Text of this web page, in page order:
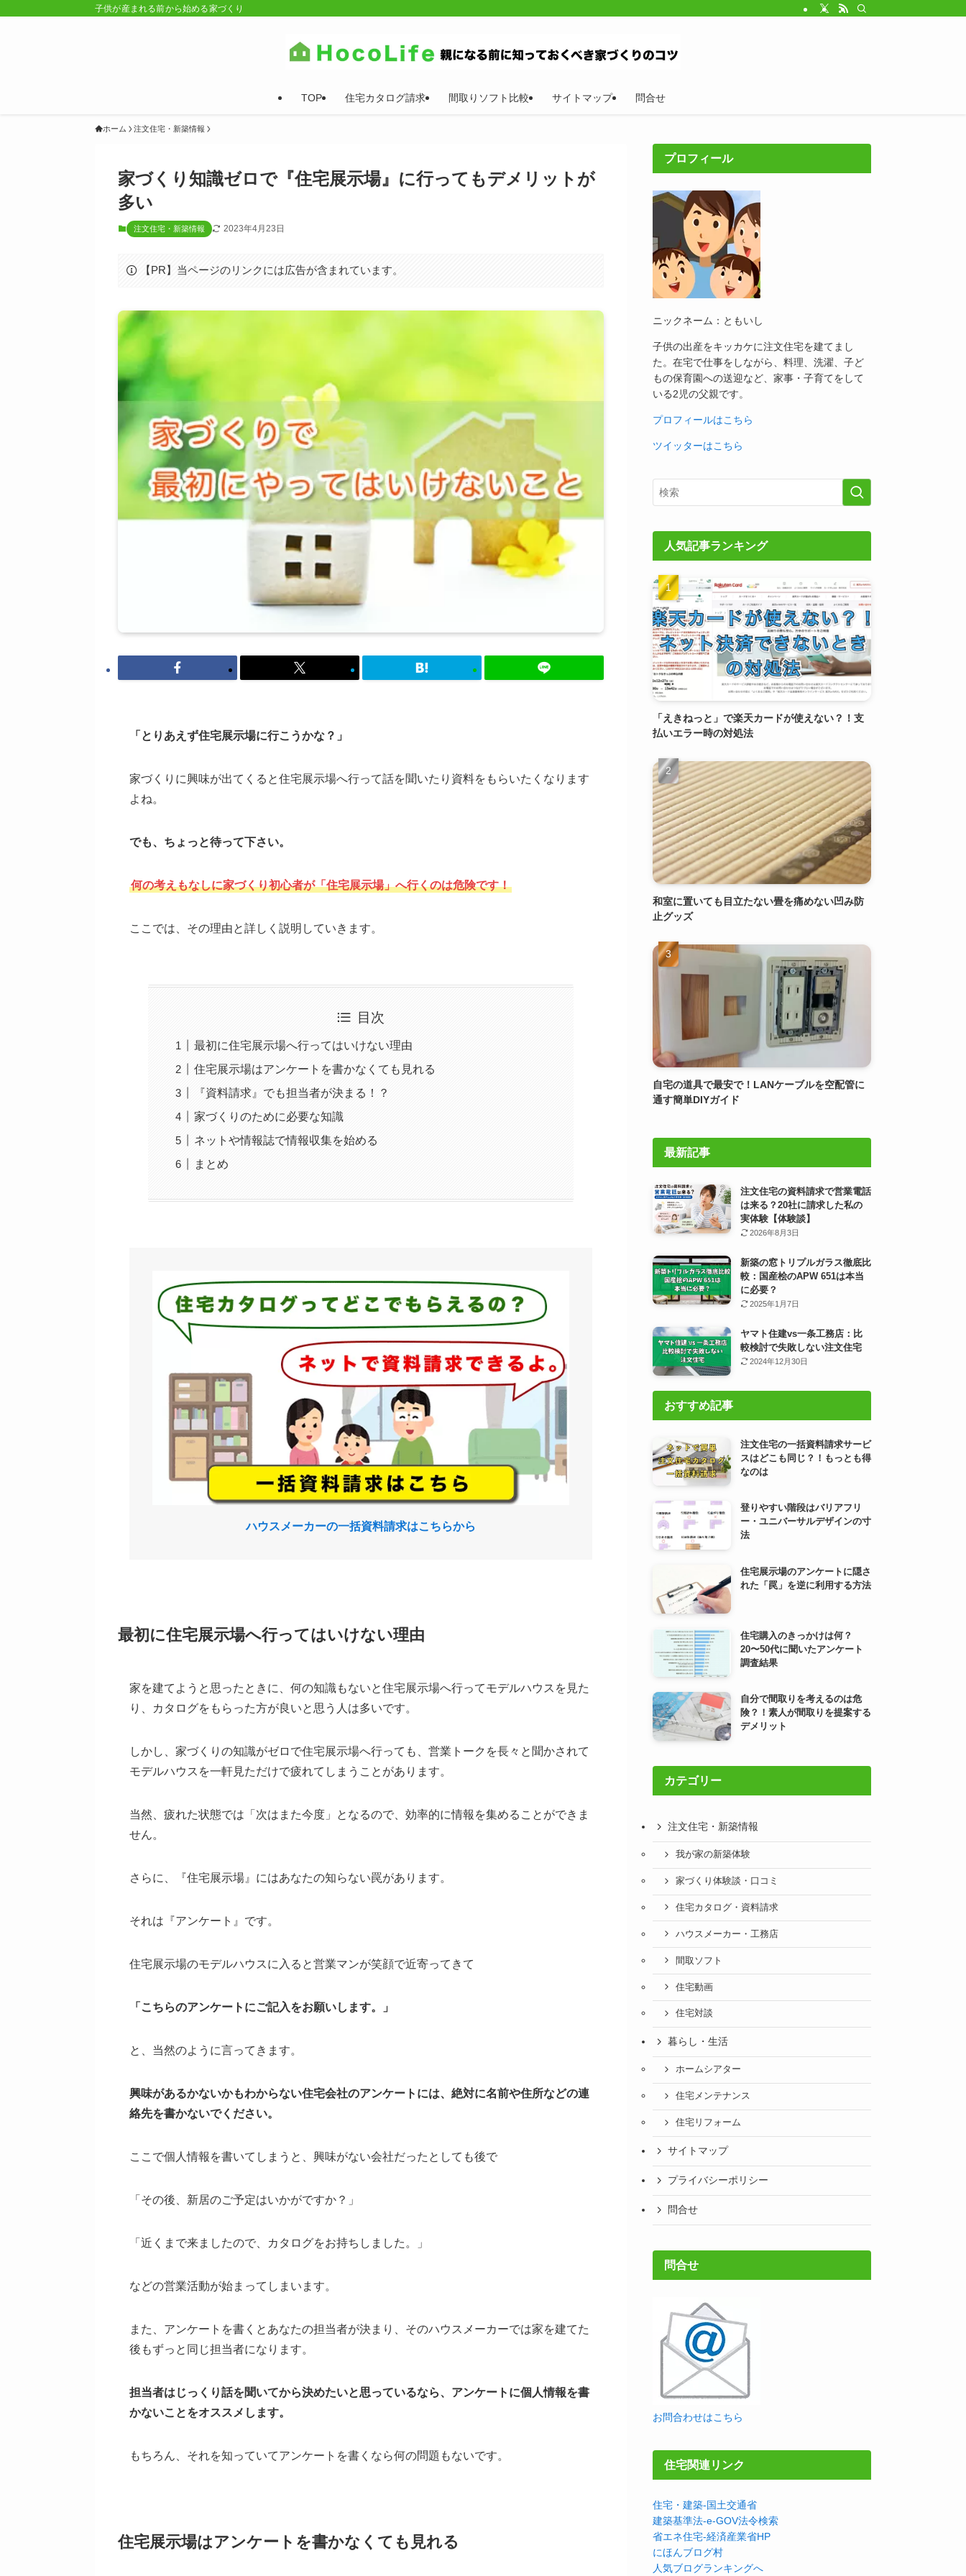
子供が産まれる前から始める家づくり
TOP 住宅カタログ請求 間取りソフト比較 サイトマップ 問合せ
ホーム 注文住宅・新築情報
家づくり知識ゼロで『住宅展示場』に行ってもデメリットが
多い
注文住宅・新築情報 2023年4月23日
【PR】当ページのリンクには広告が含まれています。
「とりあえず住宅展示場に行こうかな？」
家づくりに興味が出てくると住宅展示場へ行って話を聞いたり資料をもらいたくなります
よね。
でも、ちょっと待って下さい。
何の考えもなしに家づくり初心者が「住宅展示場」へ行くのは危険です！
ここでは、その理由と詳しく説明していきます。
目次
最初に住宅展示場へ行ってはいけない理由
住宅展示場はアンケートを書かなくても見れる
『資料請求』でも担当者が決まる！？
家づくりのために必要な知識
ネットや情報誌で情報収集を始める
まとめ
ハウスメーカーの一括資料請求はこちらから
最初に住宅展示場へ行ってはいけない理由
家を建てようと思ったときに、何の知識もないと住宅展示場へ行ってモデルハウスを見た
り、カタログをもらった方が良いと思う人は多いです。
しかし、家づくりの知識がゼロで住宅展示場へ行っても、営業トークを長々と聞かされて
モデルハウスを一軒見ただけで疲れてしまうことがあります。
当然、疲れた状態では「次はまた今度」となるので、効率的に情報を集めることができま
せん。
さらに、 『住宅展示場』にはあなたの知らない罠があります。
それは『アンケート』です。
住宅展示場のモデルハウスに入ると営業マンが笑顔で近寄ってきて
「こちらのアンケートにご記入をお願いします。」
と、当然のように言ってきます。
興味があるかないかもわからない住宅会社のアンケートには、 絶対に名前や住所などの連
絡先を書かないでください。
ここで個人情報を書いてしまうと、興味がない会社だったとしても後で
「その後、新居のご予定はいかがですか？」
「近くまで来ましたので、カタログをお持ちしました。」
などの営業活動が始まってしまいます。
また、アンケートを書くとあなたの担当者が決まり、そのハウスメーカーでは家を建てた
後もずっと同じ担当者になります。
担当者はじっくり話を聞いてから決めたいと思っているなら、アンケートに個人情報を書
かないことをオススメします。
もちろん、それを知っていてアンケートを書くなら何の問題もないです。
住宅展示場はアンケートを書かなくても見れる
プロフィール
ニックネーム：ともいし
子供の出産をキッカケに注文住宅を建てまし
た。在宅で仕事をしながら、料理、洗濯、子ど
もの保育園への送迎など、家事・子育てをして
いる2児の父親です。
プロフィールはこちら
ツイッターはこちら
人気記事ランキング
「えきねっと」で楽天カードが使えない？！支
払いエラー時の対処法
和室に置いても目立たない畳を痛めない凹み防
止グッズ
自宅の道具で最安で！LANケーブルを空配管に
通す簡単DIYガイド
最新記事
注文住宅の資料請求で営業電話
は来る？20社に請求した私の
実体験【体験談】
2026年8月3日
新築の窓トリプルガラス徹底比
較：国産桧のAPW 651は本当
に必要？
2025年1月7日
ヤマト住建vs一条工務店：比
較検討で失敗しない注文住宅
2024年12月30日
おすすめ記事
注文住宅の一括資料請求サービ
スはどこも同じ？！もっとも得
なのは
登りやすい階段はバリアフリ
ー・ユニバーサルデザインの寸
法
住宅展示場のアンケートに隠さ
れた「罠」を逆に利用する方法
住宅購入のきっかけは何？
20〜50代に聞いたアンケート
調査結果
自分で間取りを考えるのは危
険？！素人が間取りを提案する
デメリット
カテゴリー
注文住宅・新築情報
我が家の新築体験
家づくり体験談・口コミ
住宅カタログ・資料請求
ハウスメーカー・工務店
間取ソフト
住宅動画
住宅対談
暮らし・生活
ホームシアター
住宅メンテナンス
住宅リフォーム
サイトマップ
プライバシーポリシー
問合せ
問合せ
お問合わせはこちら
住宅関連リンク
住宅・建築-国土交通省
建築基準法-e-GOV法令検索
省エネ住宅-経済産業省HP
にほんブログ村
人気ブログランキングへ